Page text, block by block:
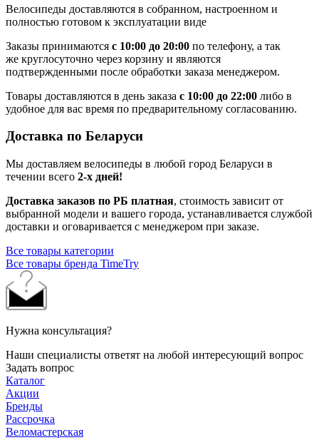
Велосипеды доставляются в собранном, настроенном и
полностью готовом к эксплуатации виде
Заказы принимаются с 10:00 до 20:00 по телефону, а так
же круглосуточно через корзину и являются
подтвержденными после обработки заказа менеджером.
Товары доставляются в день заказа с 10:00 до 22:00 либо в
удобное для вас время по предварительному согласованию.
Доставка по Беларуси
Мы доставляем велосипеды в любой город Беларуси в
течении всего 2-х дней!
Доставка заказов по РБ платная, стоимость зависит от
выбранной модели и вашего города, устанавливается службой
доставки и оговаривается с менеджером при заказе.
Все товары категории
Все товары бренда TimeTry
Нужна консультация?
Наши специалисты ответят на любой интересующий вопрос
Задать вопрос
Каталог
Акции
Бренды
Рассрочка
Веломастерская